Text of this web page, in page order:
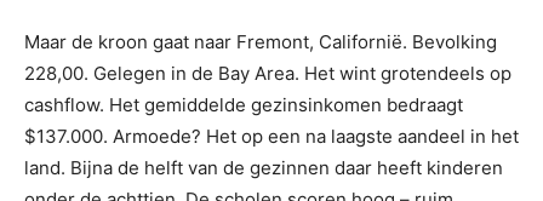
Maar de kroon gaat naar Fremont, Californië. Bevolking
228,00. Gelegen in de Bay Area. Het wint grotendeels op
cashflow. Het gemiddelde gezinsinkomen bedraagt ​​
$137.000. Armoede? Het op een na laagste aandeel in het
land. Bijna de helft van de gezinnen daar heeft kinderen